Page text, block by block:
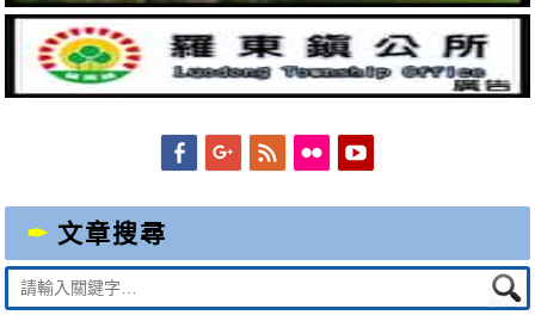
FacebookGoogleplus
Feed Flickr
文章搜尋
Suche
nach: